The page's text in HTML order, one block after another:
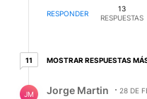
RESPONDER
13
RESPUESTAS
1111 respuestas más
MOSTRAR RESPUESTAS
JM Jorge Martin
28 DE